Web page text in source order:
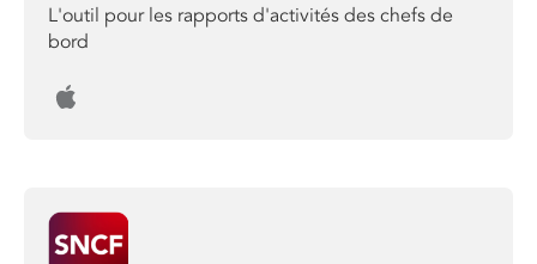
L'outil pour les rapports d'activités des chefs de
bord